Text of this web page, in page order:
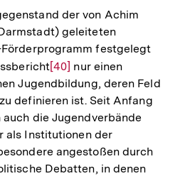
der von Achim
geleiteten
festgelegt
Zur
Auflösung
der
Fußnote
[40] nur einen
Jugendbildung, deren Feld
definieren ist. Seit Anfang
die Jugendverbände
als Institutionen der
angestoßen durch
Debatten, in denen